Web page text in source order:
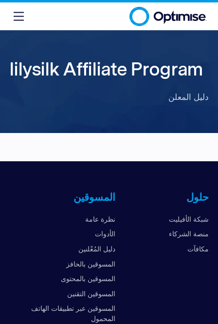
lilysilk Affiliate Program
دليل المعلن
حلول
شبكة الأفيليت
منصة الشركاء
مكافآت
المسوقين
نظرة عامة
الأدوات
دليل المُعْلنين
المسوقين بالحافز
المسوقين بالمحتوى
المسوقين التقنين
المسوقين عبر تطبيقات الهاتف
المحمول